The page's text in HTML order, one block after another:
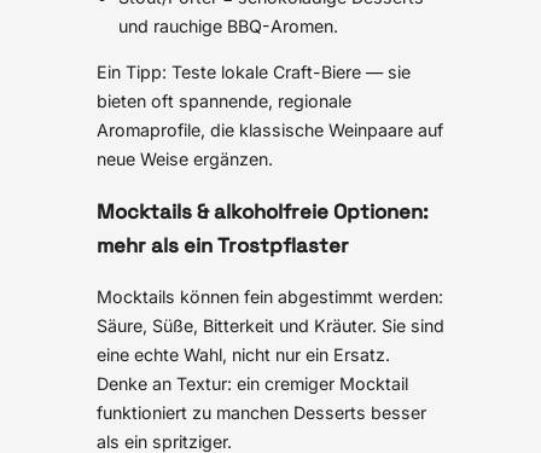
und rauchige BBQ-Aromen.
Ein Tipp: Teste lokale Craft-Biere — sie
bieten oft spannende, regionale
Aromaprofile, die klassische Weinpaare auf
neue Weise ergänzen.
Mocktails & alkoholfreie Optionen:
mehr als ein Trostpflaster
Mocktails können fein abgestimmt werden:
Säure, Süße, Bitterkeit und Kräuter. Sie sind
eine echte Wahl, nicht nur ein Ersatz.
Denke an Textur: ein cremiger Mocktail
funktioniert zu manchen Desserts besser
als ein spritziger.